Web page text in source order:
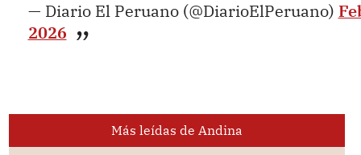
— Diario El Peruano (@DiarioElPeruano)
2026
Más leídas de Andina